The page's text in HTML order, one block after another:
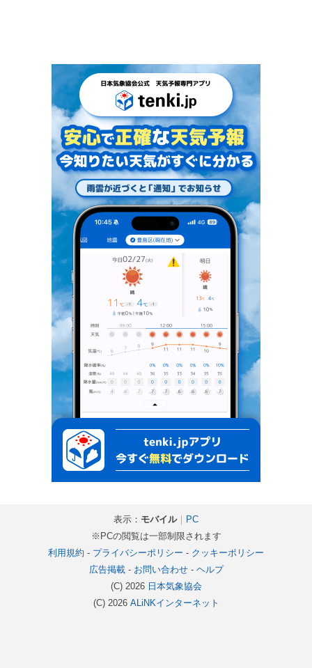
表示： モバイル｜
PC
※PCの閲覧は一部制限されます
利用規約 - プライバシーポリシー - クッキーポリシー
広告掲載- お問い合わせ- ヘルプ
(C) 2026 日本気象協会
(C) 2026 ALiNKインターネット